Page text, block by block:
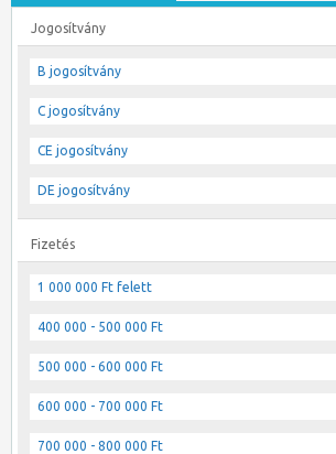
Jogosítvány
B jogosítvány
C jogosítvány
CE jogosítvány
DE jogosítvány
Fizetés
1 000 000 Ft felett
400 000 - 500 000 Ft
500 000 - 600 000 Ft
600 000 - 700 000 Ft
700 000 - 800 000 Ft